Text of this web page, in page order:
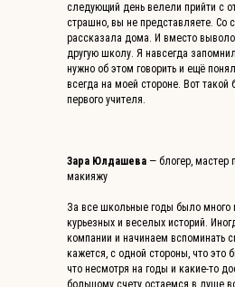
следующий день велели прийти с
страшно, вы не представляете. Со
рассказала дома. И вместо
другую школу. Я навсегда
нужно об этом говорить и ещё
всегда на моей стороне. Вот такой
первого учителя.
Зара Юлдашева — блогер, мастер
макияжу
За все школьные годы было много
курьезных и веселых историй.
компании и начинаем вспоминать
кажется, с одной стороны, что это
что несмотря на годы и какие-то
большому счету остаемся в душе